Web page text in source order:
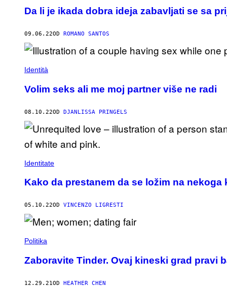
Da li je ikada dobra ideja zabavljati se sa
09.06.22OD ROMANO SANTOS
Identità
Volim seks ali me moj partner više ne radi
08.10.22OD DJANLISSA PRINGELS
Identitate
Kako da prestanem da se ložim na nekoga
05.10.22OD VINCENZO LIGRESTI
Politika
Zaboravite Tinder. Ovaj kineski grad pravi
12.29.21OD HEATHER CHEN